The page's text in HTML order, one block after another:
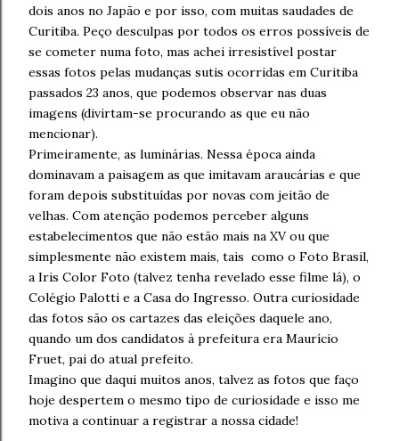
dois anos no Japão e por isso, com muitas saudades de
Curitiba. Peço desculpas por todos os erros possíveis de
se cometer numa foto, mas achei irresistível postar
essas fotos pelas mudanças sutis ocorridas em Curitiba
passados 23 anos, que podemos observar nas duas
imagens (divirtam-se procurando as que eu não
mencionar).
Primeiramente, as luminárias. Nessa época ainda
dominavam a paisagem as que imitavam araucárias e que
foram depois substituídas por novas com jeitão de
velhas. Com atenção podemos perceber alguns
estabelecimentos que não estão mais na XV ou que
simplesmente não existem mais, tais como o Foto Brasil,
a Iris Color Foto (talvez tenha revelado esse filme lá), o
Colégio Palotti e a Casa do Ingresso. Outra curiosidade
das fotos são os cartazes das eleições daquele ano,
quando um dos candidatos à prefeitura era Maurício
Fruet, pai do atual prefeito.
Imagino que daqui muitos anos, talvez as fotos que faço
hoje despertem o mesmo tipo de curiosidade e isso me
motiva a continuar a registrar a nossa cidade!